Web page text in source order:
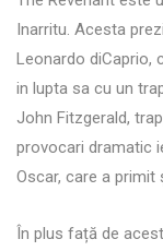
Inarritu. Acesta
Leonardo diCaprio,
in lupta sa cu un
John Fitzgerald,
provocari dramatic
Oscar, care a primit
În plus față de